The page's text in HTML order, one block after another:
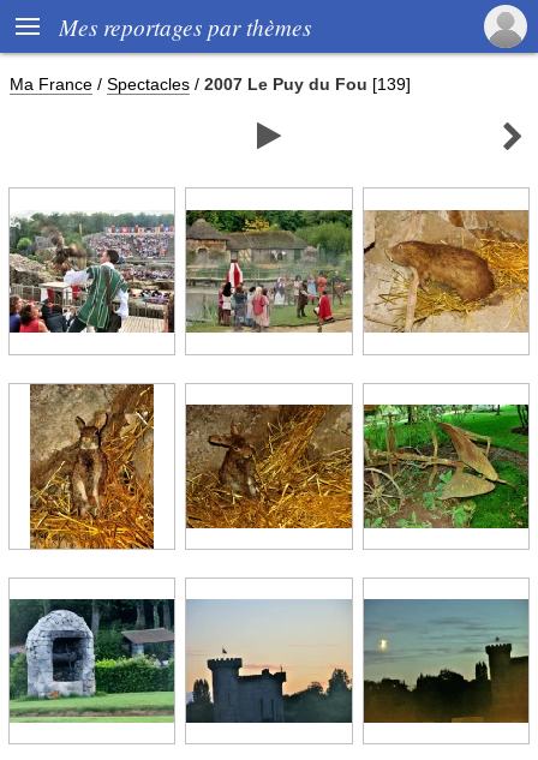
 Mes reportages par thèmes
Ma France / Spectacles / 2007 Le Puy du Fou [139]
 